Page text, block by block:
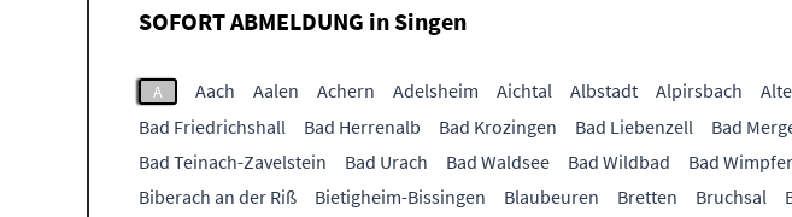
SOFORT ABMELDUNG inSingen
A Aach Aalen Achern Adelsheim Aichtal Albstadt Alpirsbach
Bad Friedrichshall
Bad Herrenalb Bad Krozingen Bad Liebenzell Bad
Bad Teinach-Zavelstein
Bad Urach Bad Waldsee Bad Wildbad Bad
Biberach an der Riß
Bietigheim-Bissingen Blaubeuren Bretten Bruchsal